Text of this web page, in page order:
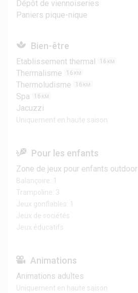
Dépôt de viennoiseries
Paniers pique-nique
Bien-être
Etablissement thermal 16 KM
Thermalisme 16 KM
Thermoludisme 16 KM
Spa 16 KM
Jacuzzi
Uniquement en haute saison
Pour les enfants
Zone de jeux pour enfants outdoor
Balançoire: 1
Trampoline: 3
Jeux gonflables: 1
Jeux de sociétés
Jeux éducatifs
Animations
Animations adultes
Uniquement en haute saison